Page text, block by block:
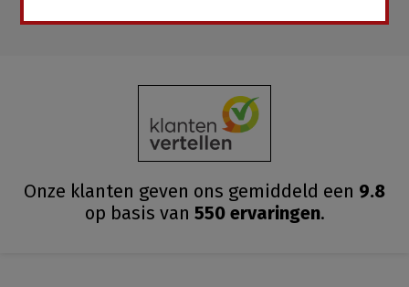
Onze klanten geven ons gemiddeld een 9.8
op basis van 550ervaringen.